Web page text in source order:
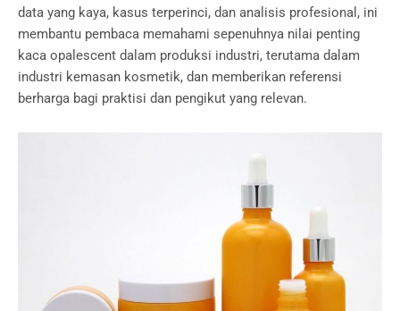
data yang kaya, kasus terperinci, dan analisis profesional, ini
membantu pembaca memahami sepenuhnya nilai penting
kaca opalescent dalam produksi industri, terutama dalam
industri kemasan kosmetik, dan memberikan referensi
berharga bagi praktisi dan pengikut yang relevan.